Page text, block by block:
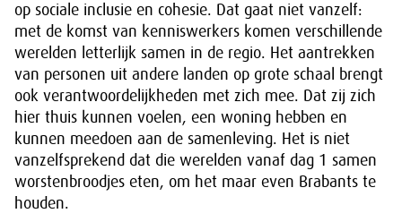
op sociale inclusie en cohesie. Dat gaat niet vanzelf:
met de komst van kenniswerkers komen verschillende
werelden letterlijk samen in de regio. Het aantrekken
van personen uit andere landen op grote schaal brengt
ook verantwoordelijkheden met zich mee. Dat zij zich
hier thuis kunnen voelen, een woning hebben en
kunnen meedoen aan de samenleving. Het is niet
vanzelfsprekend dat die werelden vanaf dag 1 samen
worstenbroodjes eten, om het maar even Brabants te
houden.